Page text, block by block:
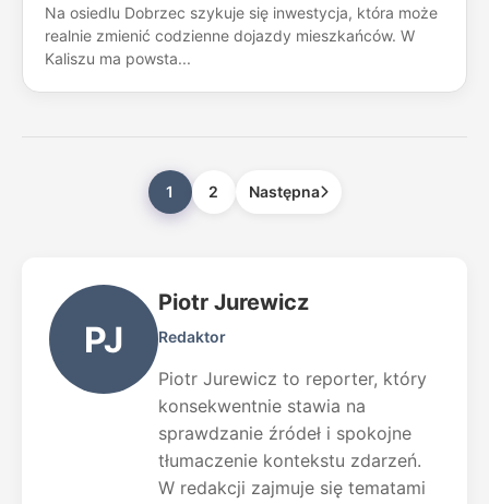
Na osiedlu Dobrzec szykuje się inwestycja, która może
realnie zmienić codzienne dojazdy mieszkańców. W
Kaliszu ma powsta...
1 2 Następna
PJ
Piotr Jurewicz
Redaktor
Piotr Jurewicz to reporter, który
konsekwentnie stawia na
sprawdzanie źródeł i spokojne
tłumaczenie kontekstu zdarzeń.
W redakcji zajmuje się tematami